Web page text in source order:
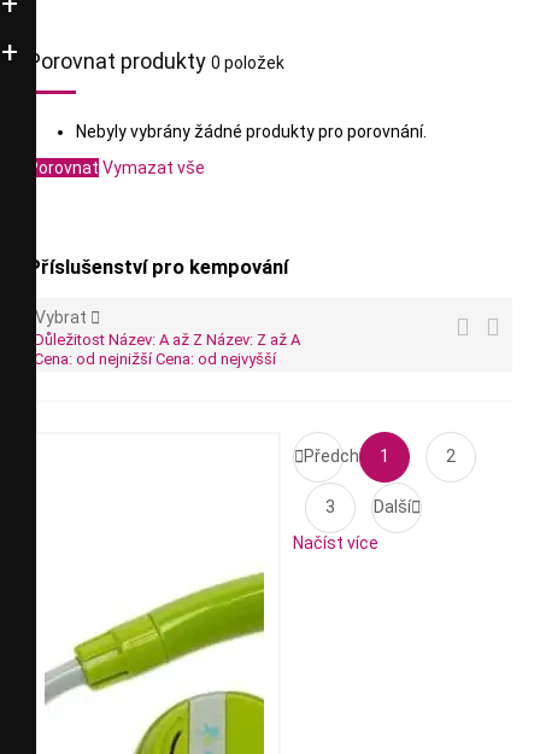
Porovnat produkty 0 položek
Nebyly vybrány žádné produkty pro porovnání.
Porovnat Vymazat vše
Příslušenství pro kempování
 
Vybrat 
Důležitost Název: A až Z Název: Z až A
Cena: od nejnižšíCena: od nejvyšší
Předchozí1 2
3 Další
Načíst více